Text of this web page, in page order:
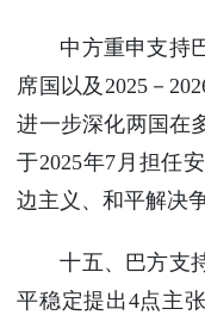
中方重申支持
席国以及2025－
进一步深化两国在
于2025年7月担任
边主义、和平解决
十五、巴方支
平稳定提出4点主